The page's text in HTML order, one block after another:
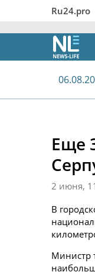
Ru24.pro
Еще
2 июня,
В
Министр